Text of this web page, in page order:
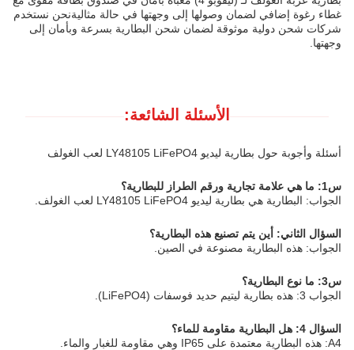
غطاء رغوة إضافي لضمان وصولها إلى وجهتها في حالة مثاليةنحن نستخدم
شركات شحن دولية موثوقة لضمان شحن البطارية بسرعة وبأمان إلى
وجهتها.
الأسئلة الشائعة:
أسئلة وأجوبة حول بطارية ليديو LY48105 LiFePO4 لعب الغولف
س1: ما هي علامة تجارية ورقم الطراز للبطارية؟
الجواب: البطارية هي بطارية ليديو LY48105 LiFePO4 لعب الغولف.
السؤال الثاني: أين يتم تصنيع هذه البطارية؟
الجواب: هذه البطارية مصنوعة في الصين.
س3: ما نوع البطارية؟
الجواب 3: هذه بطارية ليتيم حديد فوسفات (LiFePO4).
السؤال 4: هل البطارية مقاومة للماء؟
A4: هذه البطارية معتمدة على IP65 وهي مقاومة للغبار والماء.